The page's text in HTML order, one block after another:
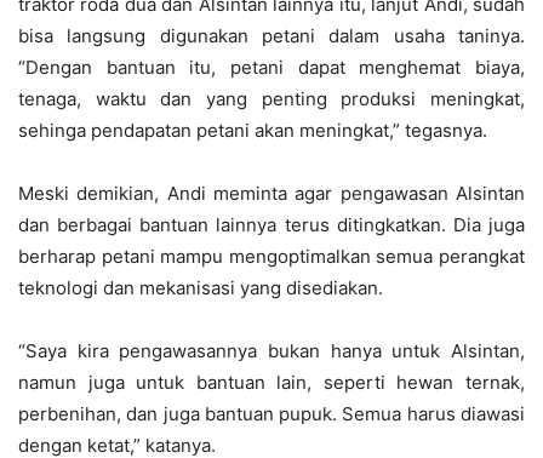
bisa langsung digunakan petani dalam usaha taninya.
“Dengan bantuan itu, petani dapat menghemat biaya,
tenaga, waktu dan yang penting produksi meningkat,
sehinga pendapatan petani akan meningkat,” tegasnya.
Meski demikian, Andi meminta agar pengawasan Alsintan
dan berbagai bantuan lainnya terus ditingkatkan. Dia juga
berharap petani mampu mengoptimalkan semua perangkat
teknologi dan mekanisasi yang disediakan.
“Saya kira pengawasannya bukan hanya untuk Alsintan,
namun juga untuk bantuan lain, seperti hewan ternak,
perbenihan, dan juga bantuan pupuk. Semua harus diawasi
dengan ketat,” katanya.